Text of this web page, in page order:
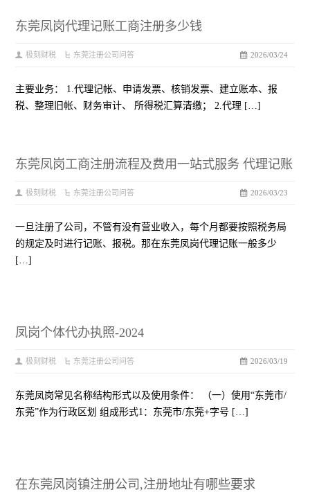
东莞凤岗代理记账工商注册多少钱
2026/03/24
极刻财税 东莞注册公司问答
主要业务： 1.代理记帐、申请发票、核销发票、建立账本、报
税、整理旧帐、财务审计、 所得税汇算清缴； 2.代理 […]
东莞凤岗工商注册流程及费用一站式服务 代理记账
2026/03/23
极刻财税 东莞注册公司问答
一旦注册了公司，不管有没有营业收入，每个月都要按照税务局
的规定及时进行记账、报税。那在东莞凤岗代理记账一般多少
[…]
凤岗个体代办执照-2024
2026/03/19
极刻财税 东莞注册公司问答
东莞凤岗常见名称结构形式以及使用条件： （一）使用“东莞市/
东莞”作为行政区划 组成形式1：东莞市/东莞+字号 […]
在东莞凤岗镇注册公司,注册地址有哪些要求